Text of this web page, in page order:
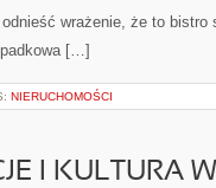
wrażenie, że to bistro
[…]
NIERUCHOMOŚCI
I KULTURA